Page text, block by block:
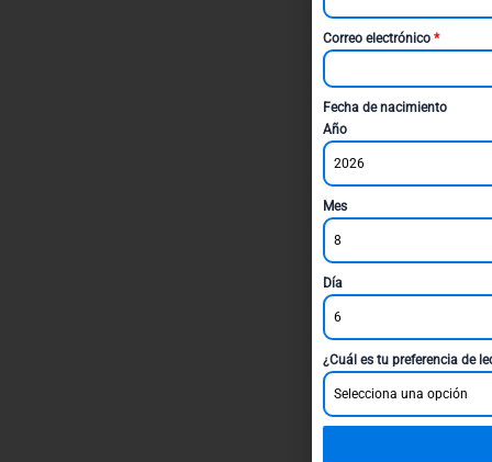
Correo electrónico *
Fecha de nacimiento
Año
2026
Mes
8
Día
6
¿Cuál es tu preferencia de
Selecciona una opción